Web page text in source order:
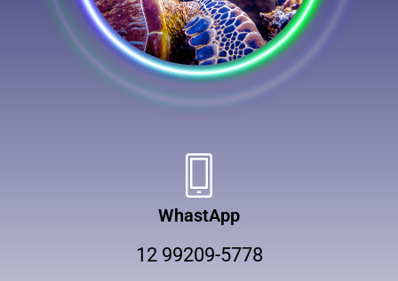
WhastApp
12 99209-5778